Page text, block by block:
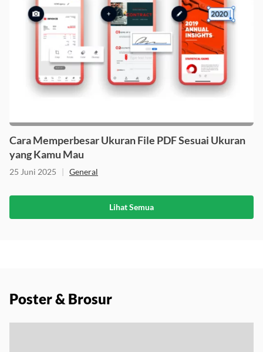
Cara Memperbesar Ukuran File PDF Sesuai Ukuran
yang Kamu Mau
25 Juni 2025 | General
Lihat Semua
Poster & Brosur